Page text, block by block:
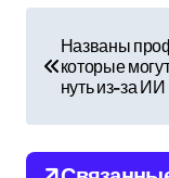
в
и
Названы
которые
нуть из-за ИИ